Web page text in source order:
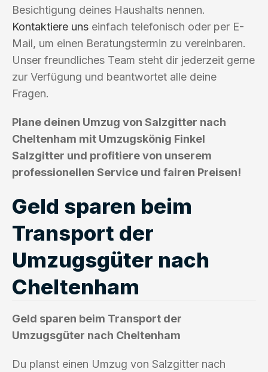
Besichtigung deines Haushalts nennen.
Kontaktiere uns einfach telefonisch oder per E-
Mail, um einen Beratungstermin zu vereinbaren.
Unser freundliches Team steht dir jederzeit gerne
zur Verfügung und beantwortet alle deine
Fragen.
Plane deinen Umzug von Salzgitter nach
Cheltenham mit Umzugskönig Finkel
Salzgitter und profitiere von unserem
professionellen Service und fairen Preisen!
Geld sparen beim
Transport der
Umzugsgüter nach
Cheltenham
Geld sparen beim Transport der
Umzugsgüter nach Cheltenham
Du planst einen Umzug von Salzgitter nach